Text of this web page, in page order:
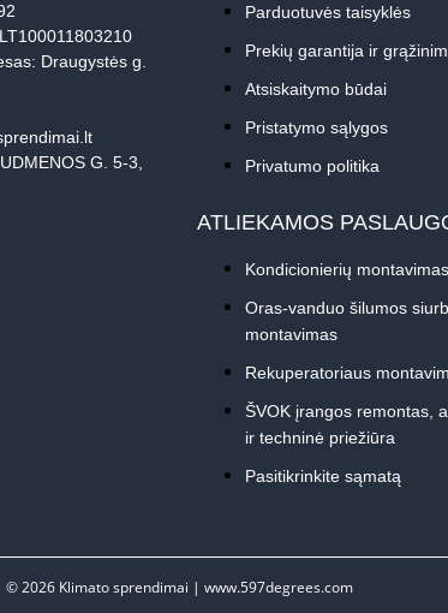
Draugystės g.
G. 5-3,
Parduotuvės taisyklės
Prekių garantija ir
Atsiskaitymo būdai
Pristatymo sąlygos
Privatumo politika
ATLIEKAMOS
Kondicionierių montavimas
Oras-vanduo šilumos
montavimas
Rekuperatoriaus
ŠVOK įrangos remontas,
ir techninė priežiūra
Pasitikrinkite sąmatą
© 2026 Klimato sprendimai | www.597degrees.com